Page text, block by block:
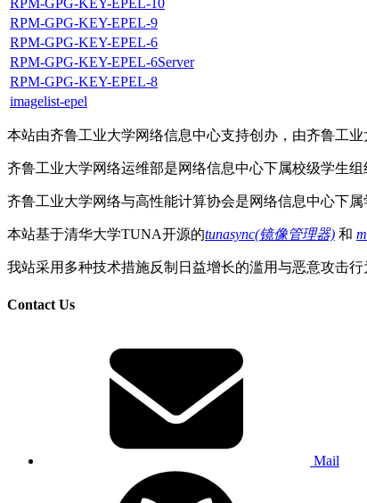
RPM-GPG-KEY-EPEL-10
RPM-GPG-KEY-EPEL-9
RPM-GPG-KEY-EPEL-6
RPM-GPG-KEY-EPEL-6Server
RPM-GPG-KEY-EPEL-8
imagelist-epel
本站由齐鲁工业大学网络信息中心支持创办，由齐鲁工
齐鲁工业大学网络运维部是网络信息中心下属校级学生
齐鲁工业大学网络与高性能计算协会是网络信息中心下
本站基于清华大学TUNA开源的tunasync(镜像管理器) 和
我站采用多种技术措施反制日益增长的滥用与恶意攻击
Contact Us
Mail